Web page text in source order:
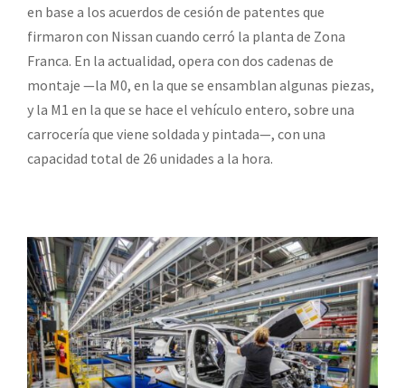
en base a los acuerdos de cesión de patentes que
firmaron con Nissan cuando cerró la planta de Zona
Franca. En la actualidad, opera con dos cadenas de
montaje —la M0, en la que se ensamblan algunas piezas,
y la M1 en la que se hace el vehículo entero, sobre una
carrocería que viene soldada y pintada—, con una
capacidad total de 26 unidades a la hora.